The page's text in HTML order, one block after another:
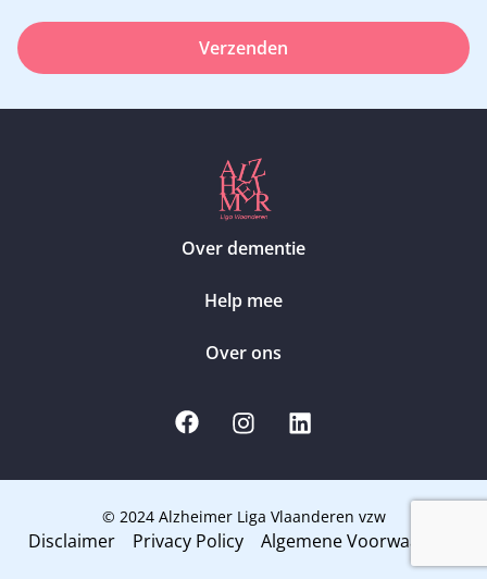
Verzenden
Over dementie
Help mee
Over ons
© 2024 Alzheimer Liga Vlaanderen vzw
Disclaimer Privacy Policy Algemene Voorwaarden